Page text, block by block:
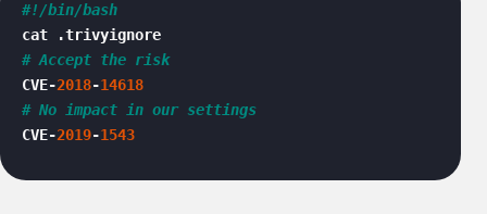
#!/bin/bash
# Accept the risk
CVE-2018-14618
# No impact in our settings
CVE-2019-1543